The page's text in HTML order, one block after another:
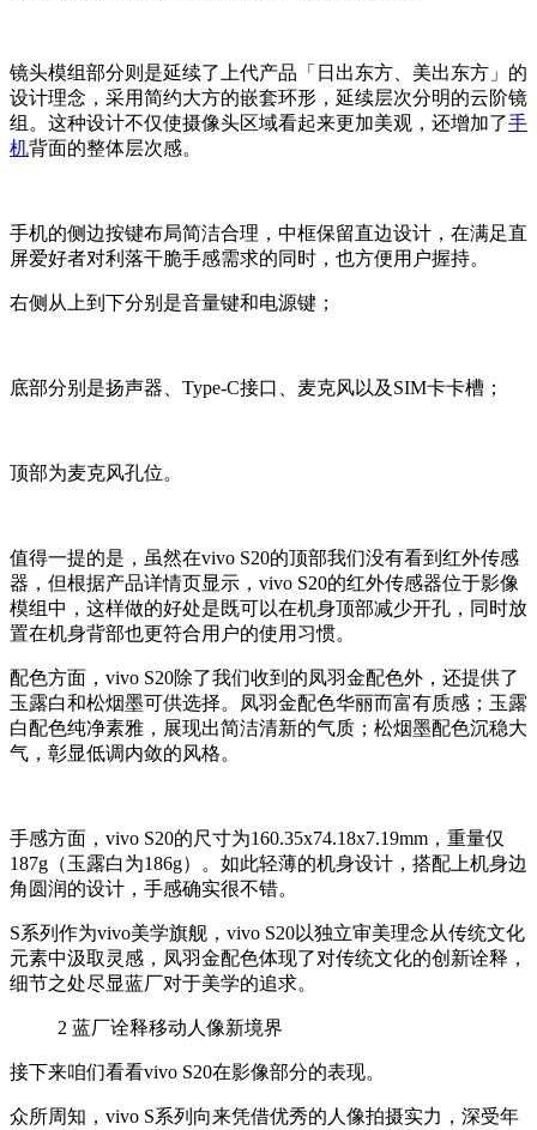
镜头模组部分则是延续了上代产品「日出东方、美出东方」的
设计理念，采用简约大方的嵌套环形，延续层次分明的云阶镜
组。这种设计不仅使摄像头区域看起来更加美观，还增加了手
机背面的整体层次感。
手机的侧边按键布局简洁合理，中框保留直边设计，在满足直
屏爱好者对利落干脆手感需求的同时，也方便用户握持。
右侧从上到下分别是音量键和电源键；
底部分别是扬声器、Type-C接口、麦克风以及SIM卡卡槽；
顶部为麦克风孔位。
值得一提的是，虽然在vivo S20的顶部我们没有看到红外传感
器，但根据产品详情页显示，vivo S20的红外传感器位于影像
模组中，这样做的好处是既可以在机身顶部减少开孔，同时放
置在机身背部也更符合用户的使用习惯。
配色方面，vivo S20除了我们收到的凤羽金配色外，还提供了
玉露白和松烟墨可供选择。凤羽金配色华丽而富有质感；玉露
白配色纯净素雅，展现出简洁清新的气质；松烟墨配色沉稳大
气，彰显低调内敛的风格。
手感方面，vivo S20的尺寸为160.35x74.18x7.19mm，重量仅
187g（玉露白为186g）。如此轻薄的机身设计，搭配上机身边
角圆润的设计，手感确实很不错。
S系列作为vivo美学旗舰，vivo S20以独立审美理念从传统文化
元素中汲取灵感，凤羽金配色体现了对传统文化的创新诠释，
细节之处尽显蓝厂对于美学的追求。
2 蓝厂诠释移动人像新境界
接下来咱们看看vivo S20在影像部分的表现。
众所周知，vivo S系列向来凭借优秀的人像拍摄实力，深受年